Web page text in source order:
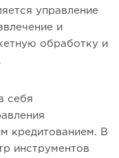
управление
и
обработку и
себя
кредитованием. В
инструментов